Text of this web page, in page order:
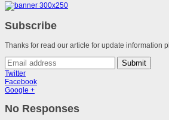
Subscribe
Thanks for read our article for update information
Submit
Twitter
Facebook
Google +
No Responses